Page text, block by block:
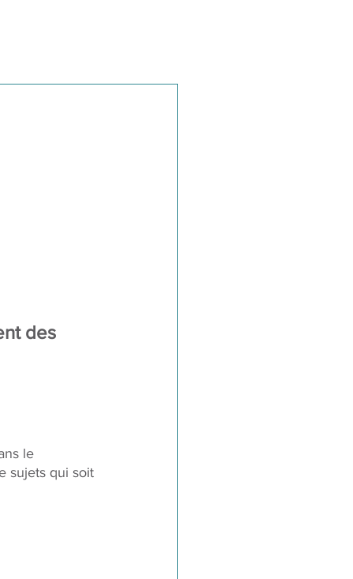
des
le
sujets qui soit